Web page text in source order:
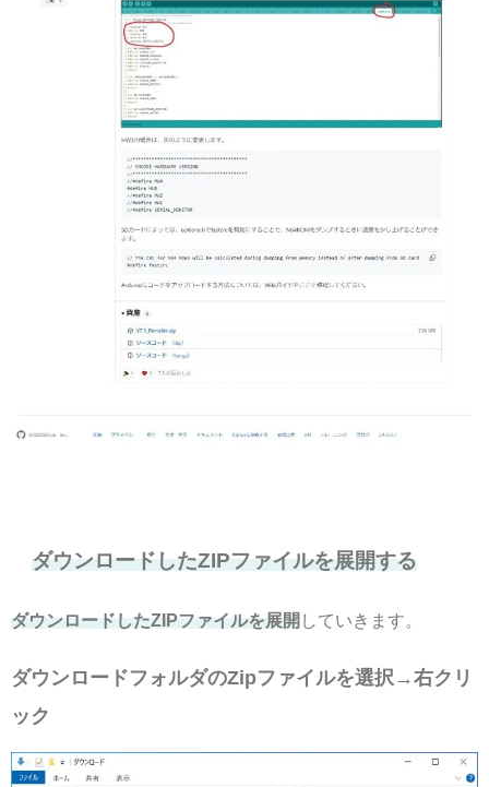
ダウンロードしたZIPファイルを展開する
ダウンロードしたZIPファイルを展開 していきます。
ダウンロードフォルダのZipファイルを選択→右クリ
ック